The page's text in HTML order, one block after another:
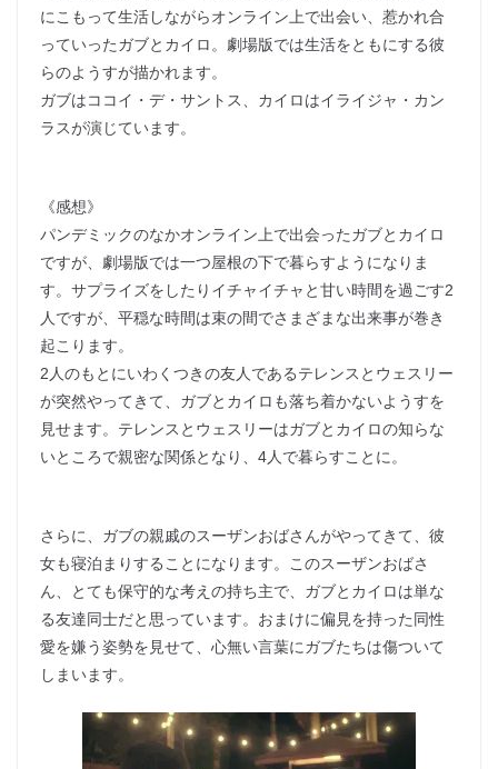
にこもって生活しながらオンライン上で出会い、惹かれ合
っていったガブとカイロ。劇場版では生活をともにする彼
らのようすが描かれます。
ガブはココイ・デ・サントス、カイロはイライジャ・カン
ラスが演じています。
《感想》
パンデミックのなかオンライン上で出会ったガブとカイロ
ですが、劇場版では一つ屋根の下で暮らすようになりま
す。サプライズをしたりイチャイチャと甘い時間を過ごす2
人ですが、平穏な時間は束の間でさまざまな出来事が巻き
起こります。
2人のもとにいわくつきの友人であるテレンスとウェスリー
が突然やってきて、ガブとカイロも落ち着かないようすを
見せます。テレンスとウェスリーはガブとカイロの知らな
いところで親密な関係となり、4人で暮らすことに。
さらに、ガブの親戚のスーザンおばさんがやってきて、彼
女も寝泊まりすることになります。このスーザンおばさ
ん、とても保守的な考えの持ち主で、ガブとカイロは単な
る友達同士だと思っています。おまけに偏見を持った同性
愛を嫌う姿勢を見せて、心無い言葉にガブたちは傷ついて
しまいます。